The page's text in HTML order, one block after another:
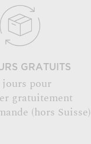
GRATUITS
jours pour
gratuitement
(hors Suisse)